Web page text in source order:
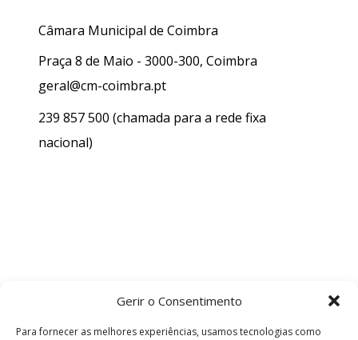
Gerir o Consentimento
Para fornecer as melhores experiências, usamos tecnologias como
Câmara Municipal de Coimbra
Praça 8 de Maio - 3000-300, Coimbra
geral@cm-coimbra.pt
239 857 500 (chamada para a rede fixa
nacional)